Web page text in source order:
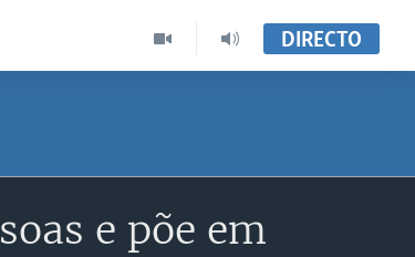
DIRECTO
e põe em